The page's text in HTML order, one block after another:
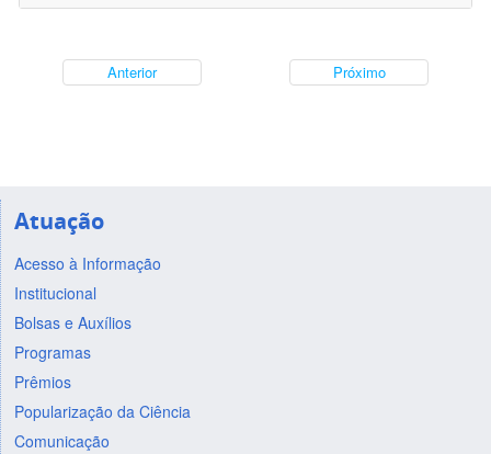
Anterior Próximo
Atuação
Acesso à Informação
Institucional
Bolsas e Auxílios
Programas
Prêmios
Popularização da Ciência
Comunicação